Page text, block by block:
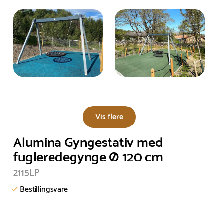
Vis flere
Alumina Gyngestativ med
fugleredegynge Ø 120 cm
2115LP
Bestillingsvare